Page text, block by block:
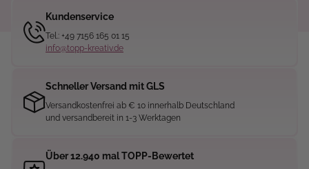
Kundenservice
Tel.: +49 7156 165 01 15
info@topp-kreativ.de
Schneller Versand mit GLS
Versandkostenfrei ab € 10 innerhalb Deutschland
und versandbereit in 1-3 Werktagen
Über 12.940 mal TOPP-Bewertet